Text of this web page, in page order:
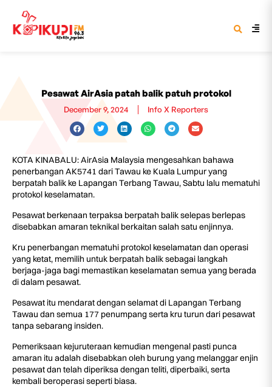
Pesawat AirAsia patah balik patuh protokol
December 9, 2024 Info X Reporters
KOTA KINABALU: AirAsia Malaysia mengesahkan bahawa
penerbangan AK5741 dari Tawau ke Kuala Lumpur yang
berpatah balik ke Lapangan Terbang Tawau, Sabtu lalu mematuhi
protokol keselamatan.
Pesawat berkenaan terpaksa berpatah balik selepas berlepas
disebabkan amaran teknikal berkaitan salah satu enjinnya.
Kru penerbangan mematuhi protokol keselamatan dan operasi
yang ketat, memilih untuk berpatah balik sebagai langkah
berjaga-jaga bagi memastikan keselamatan semua yang berada
di dalam pesawat.
Pesawat itu mendarat dengan selamat di Lapangan Terbang
Tawau dan semua 177 penumpang serta kru turun dari pesawat
tanpa sebarang insiden.
Pemeriksaan kejuruteraan kemudian mengenal pasti punca
amaran itu adalah disebabkan oleh burung yang melanggar enjin
pesawat dan telah diperiksa dengan teliti, diperbaiki, serta
kembali beroperasi seperti biasa.